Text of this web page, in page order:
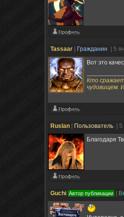
Tassaаr Гражданин
| 5
Вот это
Кто
чудовищем.
Ruslan Пользователь
|
Благодаря
Guchi Автор публикации